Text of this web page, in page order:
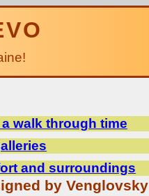
walk through time
and surroundings
by Venglovsky